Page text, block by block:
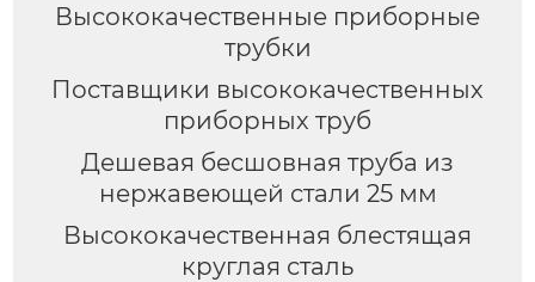
Высококачественные приборные
трубки
Поставщики высококачественных
приборных труб
Дешевая бесшовная труба из
нержавеющей стали 25 мм
Высококачественная блестящая
круглая сталь